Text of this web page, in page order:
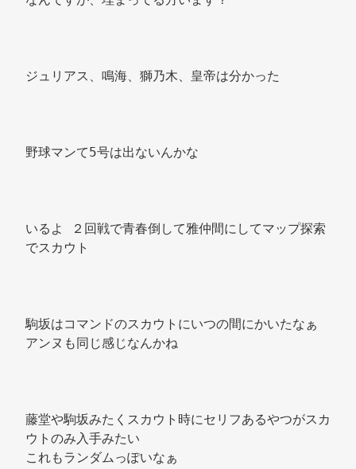
ジュリアス、鳴海、獅乃木、皇帝は分かった
野球マンて5号は出ないんかな
いるよ ２回戦で青春倒して雅仲間にしてマップ探索
でスカウト
駒坂はコマンドのスカウトにいつの間にかいたなぁ
アンヌも同じ感じなんかね
藤堂や駒坂みたくスカウト時にセリフあるやつがスカ
ウトのみ入手みたい
これもランダムっぽいなぁ